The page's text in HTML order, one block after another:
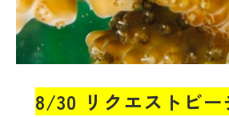
8/30 リクエストビー